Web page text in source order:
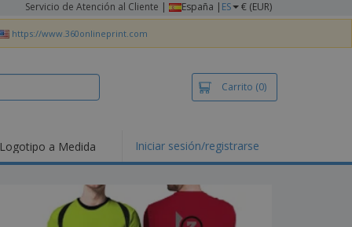
Servicio de Atención al Cliente | España | ES € (EUR)
https://www.360onlineprint.com
Carrito (0)
y Polos
Logotipo a Medida Iniciar sesión/registrarse